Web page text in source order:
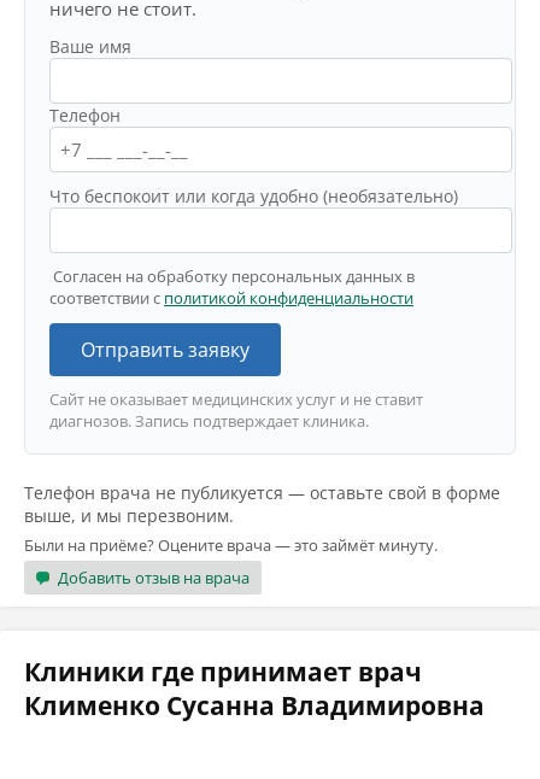
ничего не стоит.
Ваше имя
Телефон
Что беспокоит или когда удобно (необязательно)
Согласен на обработку персональных данных в
соответствии с политикой конфиденциальности
Отправить заявку
Сайт не оказывает медицинских услуг и не ставит
диагнозов. Запись подтверждает клиника.
Телефон врача не публикуется — оставьте свой в форме
выше, и мы перезвоним.
Были на приёме? Оцените врача — это займёт минуту.
Добавить отзыв на врача
Клиники где принимает врач
Клименко Сусанна Владимировна